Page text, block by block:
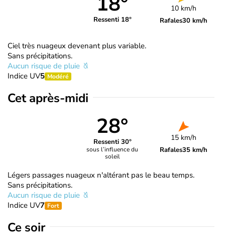
Ressenti 18°
10 km/h
Rafales30 km/h
Ciel très nuageux devenant plus variable.
Sans précipitations.
Aucun risque de pluie
Indice UV5 Modéré
Cet après-midi
28°
Ressenti 30°
sous l’influence du
soleil
15 km/h
Rafales35 km/h
Légers passages nuageux n'altérant pas le beau temps.
Sans précipitations.
Aucun risque de pluie
Indice UV7 Fort
Ce soir